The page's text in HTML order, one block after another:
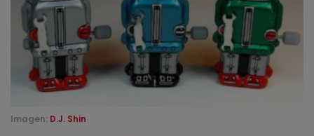
Imagen: D.J. Shin